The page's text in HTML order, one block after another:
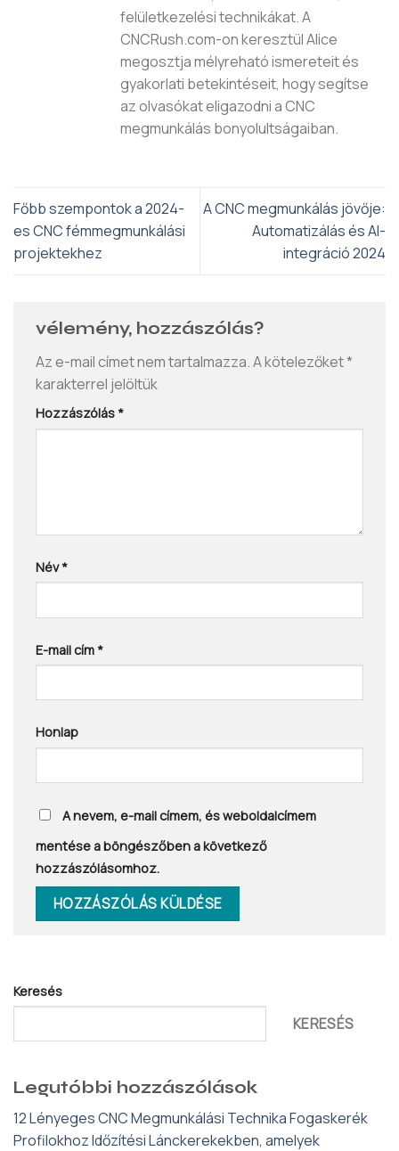
felületkezelési technikákat. A
CNCRush.com-on keresztül Alice
megosztja mélyreható ismereteit és
gyakorlati betekintéseit, hogy segítse
az olvasókat eligazodni a CNC
megmunkálás bonyolultságaiban.
Főbb szempontok a 2024-
es CNC fémmegmunkálási
projektekhez
A CNC megmunkálás jövője:
Automatizálás és AI-
integráció 2024
vélemény, hozzászólás?
Az e-mail címet nem tartalmazza.A kötelezőket*
karakterrel jelöltük
Hozzászólás *
Név*
E-mail cím *
Honlap
A nevem, e-mail címem, és weboldalcímem
mentése a böngészőben a következő
hozzászólásomhoz.
Keresés
KERESÉS
Legutóbbi hozzászólások
12 Lényeges CNC Megmunkálási Technika Fogaskerék
Profilokhoz Időzítési Lánckerekekben, amelyek